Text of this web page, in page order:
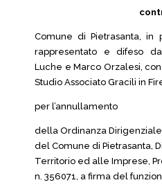
Comune di Pietrasanta, in
rappresentato e difeso
Luche e Marco Orzalesi,
Studio Associato Gracili in
per l’annullamento
della Ordinanza
del Comune di Pietrasanta,
Territorio ed alle Imprese,
n. 356071, a firma del